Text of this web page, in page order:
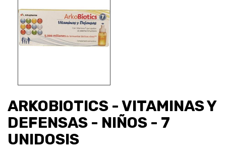
ARKOBIOTICS - VITAMINAS Y
DEFENSAS - NIÑOS - 7
UNIDOSIS